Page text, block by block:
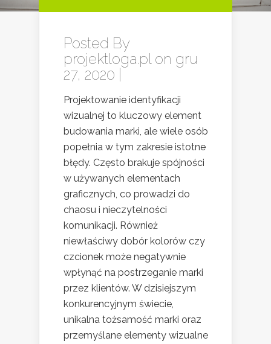
Posted By
projektloga.pl on gru
27, 2020 |
Projektowanie identyfikacji
wizualnej to kluczowy element
budowania marki, ale wiele osób
popełnia w tym zakresie istotne
błędy. Często brakuje spójności
w używanych elementach
graficznych, co prowadzi do
chaosu i nieczytelności
komunikacji. Również
niewłaściwy dobór kolorów czy
czcionek może negatywnie
wpłynąć na postrzeganie marki
przez klientów. W dzisiejszym
konkurencyjnym świecie,
unikalna tożsamość marki oraz
przemyślane elementy wizualne